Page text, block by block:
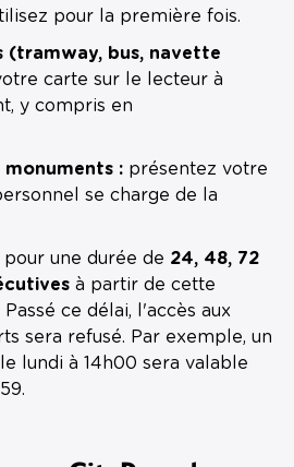
pour la première fois.
(tramway, bus, navette
carte sur le lecteur à
y compris en
monuments : présentez votre
se charge de la
une durée de 24, 48, 72
à partir de cette
ce délai, l'accès aux
sera refusé. Par exemple, un
lundi à 14h00 sera valable